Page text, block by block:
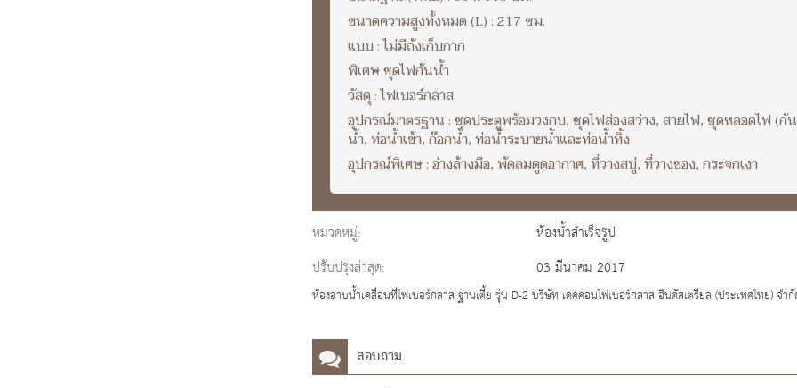
ขนาดความสูงทั้งหมด (L) : 217 ซม.
แบบ : ไม่มีถังเก็บกาก
พิเศษ ชุดไฟกันน้ำ
วัสดุ : ไฟเบอร์กลาส
อุปกรณ์มาตรฐาน : ชุดประตูพร้อมวงกบ, ชุดไฟส่องสว่าง, สายไฟ, ชุดหลอดไฟ (
น้ำ, ท่อน้ำเข้า, ก๊อกน้ำ, ท่อน้ำระบายน้ำและท่อน้ำทิ้ง
อุปกรณ์พิเศษ : อ่างล้างมือ, พัดลมดูดอากาศ, ที่วางสบู่, ที่วางของ, กระจกเงา
หมวดหมู่:
ห้องน้ำสำเร็จรูป
ปรับปรุงล่าสุด:
03 มีนาคม 2017
ห้องอาบน้ำเคลื่อนที่ไฟเบอร์กลาส ฐานเตี้ย รุ่น D-2 บริษัท เดคคอนไฟเบอร์กลาส อินดัสเตรียล (ประเทศไทย) จำ
สอบถาม